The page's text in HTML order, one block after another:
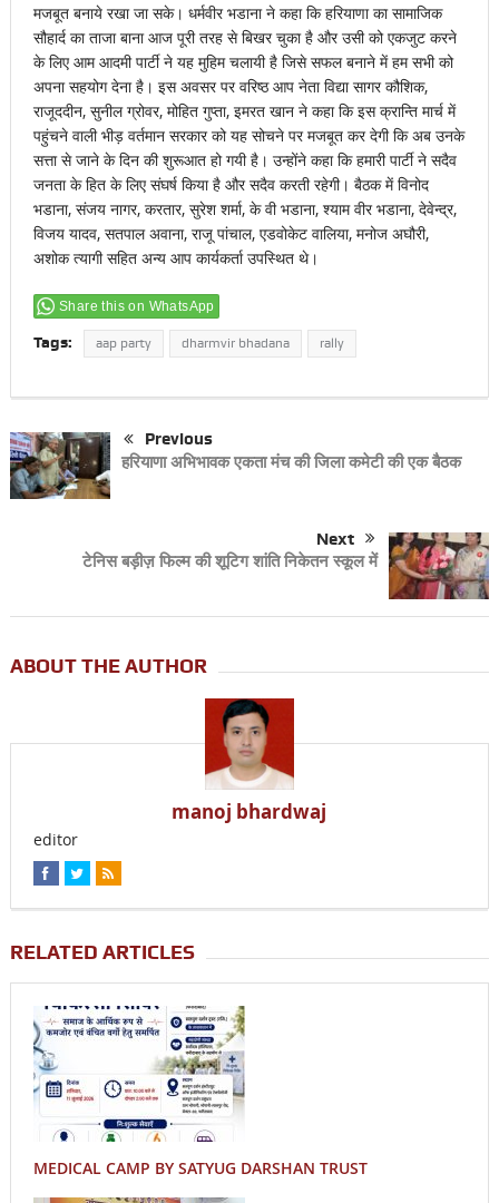
मजबूत बनाये रखा जा सके। धर्मवीर भडाना ने कहा कि हरियाणा का सामाजिक
सौहार्द का ताजा बाना आज पूरी तरह से बिखर चुका है और उसी को एकजुट करने
के लिए आम आदमी पार्टी ने यह मुहिम चलायी है जिसे सफल बनाने में हम सभी को
अपना सहयोग देना है। इस अवसर पर वरिष्ठ आप नेता विद्या सागर कौशिक,
राजूददीन, सुनील ग्रोवर, मोहित गुप्ता, इमरत खान ने कहा कि इस क्रान्ति मार्च में
पहुंचने वाली भीड़ वर्तमान सरकार को यह सोचने पर मजबूत कर देगी कि अब उनके
सत्ता से जाने के दिन की शुरूआत हो गयी है। उन्होंने कहा कि हमारी पार्टी ने सदैव
जनता के हित के लिए संघर्ष किया है और सदैव करती रहेगी। बैठक में विनोद
भडाना, संजय नागर, करतार, सुरेश शर्मा, के वी भडाना, श्याम वीर भडाना, देवेन्द्र,
विजय यादव, सतपाल अवाना, राजू पांचाल, एडवोकेट वालिया, मनोज अघौरी,
अशोक त्यागी सहित अन्य आप कार्यकर्ता उपस्थित थे।
Share this on WhatsApp
Tags: aap party dharmvir bhadana rally
Previous
हरियाणा अभिभावक एकता मंच की जिला कमेटी की एक बैठक
Next
टेनिस बड़ीज़ फिल्म की शूटिग शांति निकेतन स्कूल में
ABOUT THE AUTHOR
manoj bhardwaj
editor
RELATED ARTICLES
MEDICAL CAMP BY SATYUG DARSHAN TRUST